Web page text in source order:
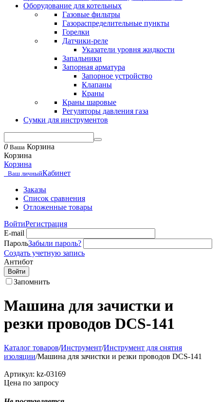
Оборудование для котельных
Газовые фильтры
Газораспределительные пункты
Горелки
Датчики-реле
Указатели уровня жидкости
Запальники
Запорная арматура
Запорное устройство
Клапаны
Краны
Краны шаровые
Регуляторы давления газа
Сумки для инструментов
0 Ваша Корзина
Корзина
Корзина
Ваш личныйКабинет
Заказы
Список сравнения
Отложенные товары
ВойтиРегистрация
E-mail
ПарольЗабыли пароль?
Создать учетную запись
Антибот
Войти
Запомнить
Машина для зачистки и
резки проводов DCS-141
Каталог товаров/Инструмент/Инструмент для снятия
изоляции/Машина для зачистки и резки проводов DCS-141
Артикул: kz-03169
Цена по запросу